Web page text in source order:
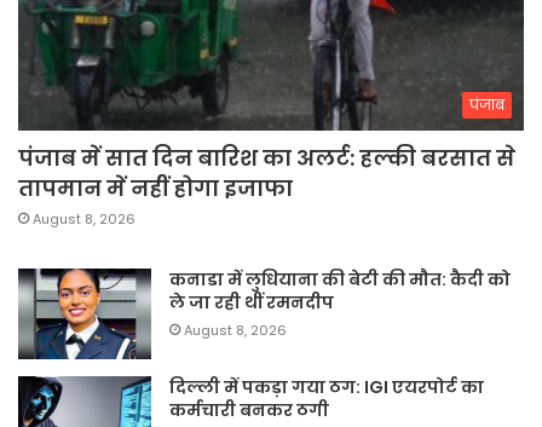
पंजाब
पंजाब में सात दिन बारिश का अलर्ट: हल्की बरसात से
तापमान में नहीं होगा इजाफा
August 8, 2026
कनाडा में लुधियाना की बेटी की माैत: कैदी को
ले जा रही थीं रमनदीप
August 8, 2026
दिल्ली में पकड़ा गया ठग: IGI एयरपोर्ट का
कर्मचारी बनकर ठगी